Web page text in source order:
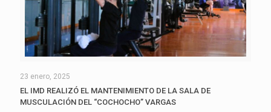
23 enero, 2025
EL IMD REALIZÓ EL MANTENIMIENTO DE LA SALA DE
MUSCULACIÓN DEL “COCHOCHO” VARGAS